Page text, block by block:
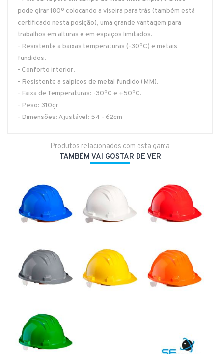
pode girar 180º colocando a viseira para trás (também está
certificado nesta posição), uma grande vantagem para
trabalhos em alturas e em espaços limitados.
- Resistente a baixas temperaturas (-30ºC) e metais
fundidos.
- Conforto interior.
- Resistente a salpicos de metal fundido (MM).
- Faixa de Temperaturas: -30ºC e +50ºC.
- Peso: 310gr
- Dimensões: Ajustável: 54 - 62cm
Produtos relacionados com esta gama
TAMBÉM VAI GOSTAR DE VER